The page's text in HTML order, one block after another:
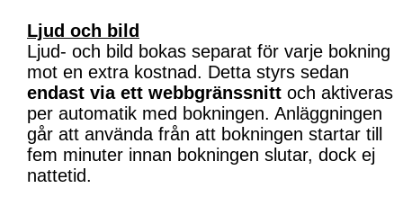
Ljud och bild
Ljud- och bild bokas separat för varje bokning
mot en extra kostnad. Detta styrs sedan
endast via ett webbgränssnitt och aktiveras
per automatik med bokningen. Anläggningen
går att använda från att bokningen startar till
fem minuter innan bokningen slutar, dock ej
nattetid.